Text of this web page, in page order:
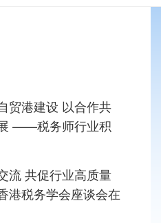
贸港建设 以合作共
——税务师行业积
流 共促行业高质量
税务学会座谈会在